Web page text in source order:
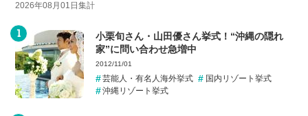
2026年08月01日集計
小栗旬さん・山田優さん挙式！“沖縄の隠れ
家”に問い合わせ急増中
2012/11/01
芸能人・有名人海外挙式
国内リゾート挙式
沖縄リゾート挙式